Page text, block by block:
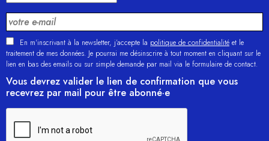
En m'inscrivant à la newsletter, j’accepte la politique de confidentialité et le
traitement de mes données. Je pourrai me désinscrire à tout moment en cliquant sur le
lien en bas des emails ou sur simple demande par mail via le formulaire de contact.
Vous devrez valider le lien de confirmation que vous
recevrez par mail pour être abonné·e